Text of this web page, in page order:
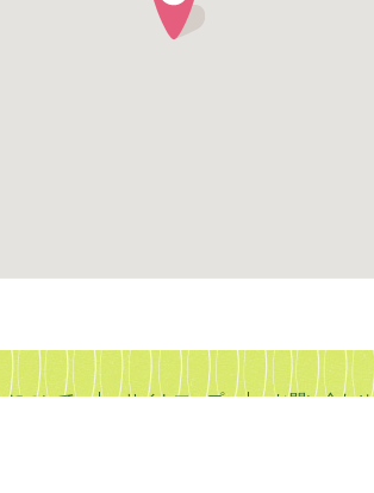
について サイトマップ お問い合わせ